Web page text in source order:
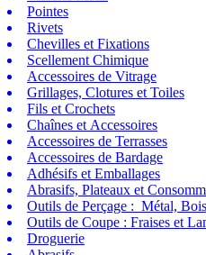
Pointes
Rivets
Chevilles et Fixations
Scellement Chimique
Accessoires de Vitrage
Grillages, Clotures et Toiles
Fils et Crochets
Chaînes et Accessoires
Accessoires de Terrasses
Accessoires de Bardage
Adhésifs et Emballages
Abrasifs, Plateaux et
Outils de Perçage : Métal,
Outils de Coupe : Fraises et
Droguerie